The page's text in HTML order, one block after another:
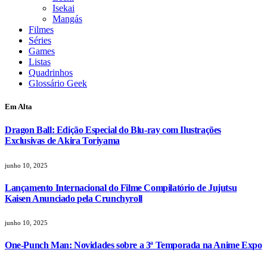
Isekai
Mangás
Filmes
Séries
Games
Listas
Quadrinhos
Glossário Geek
Em Alta
Dragon Ball: Edição Especial do Blu-ray com Ilustrações
Exclusivas de Akira Toriyama
junho 10, 2025
Lançamento Internacional do Filme Compilatório de Jujutsu
Kaisen Anunciado pela Crunchyroll
junho 10, 2025
One-Punch Man: Novidades sobre a 3ª Temporada na Anime Expo